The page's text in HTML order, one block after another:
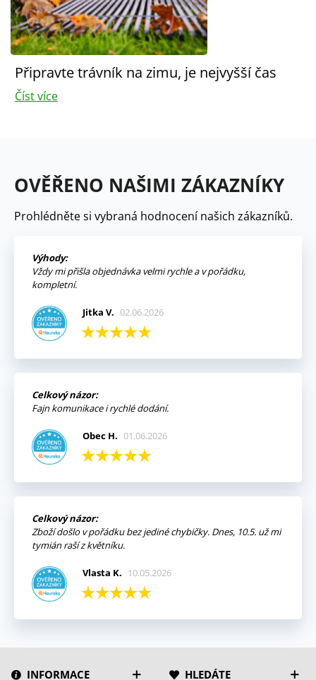
Připravte trávník na zimu, je nejvyšší čas
Číst více
OVĚŘENO NAŠIMI ZÁKAZNÍKY
Prohlédněte si vybraná hodnocení našich zákazníků.
Výhody:
Vždy mi přišla objednávka velmi rychle a v pořádku,
kompletní.
Jitka V. 02.06.2026
Celkový názor:
Fajn komunikace i rychlé dodání.
Obec H. 01.06.2026
Celkový názor:
Zboží došlo v pořádku bez jediné chybičky. Dnes, 10.5. už mi
tymián raší z květníku.
Vlasta K. 10.05.2026
INFORMACE HLEDÁTE